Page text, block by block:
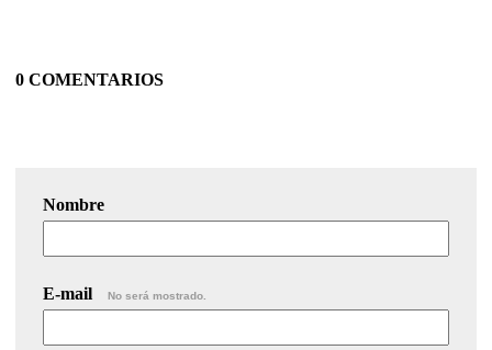
0 COMENTARIOS
Nombre
E-mail No será mostrado.